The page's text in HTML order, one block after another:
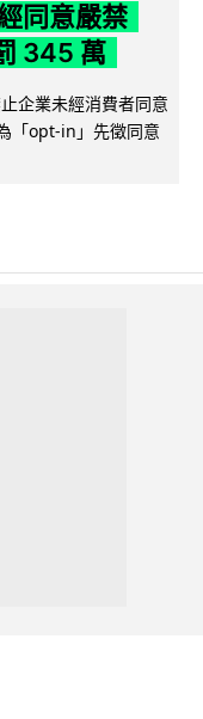
同意嚴禁
345 萬
企業未經消費者同意
「opt-in」先徵同意